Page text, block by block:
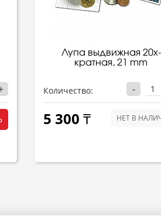
Лупа выдвижная 20x-
кратная, 21 mm
Количество: -
5 300 ₸ НЕТ В